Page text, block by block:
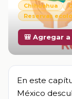
Chihuahua
Reservas
🎒 Agregar
En este
México